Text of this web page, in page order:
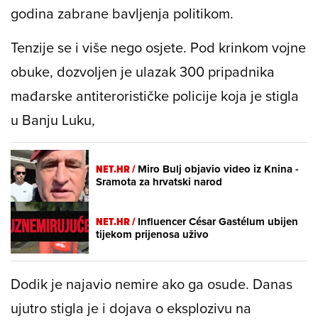
godina zabrane bavljenja politikom.
Tenzije se i više nego osjete. Pod krinkom vojne
obuke, dozvoljen je ulazak 300 pripadnika
mađarske antiterorističke policije koja je stigla
u Banju Luku,
NET.HR /Miro Bulj objavio video iz Knina -
Sramota za hrvatski narod
NET.HR /Influencer César Gastélum ubijen
tijekom prijenosa uživo
Dodik je najavio nemire ako ga osude. Danas
ujutro stigla je i dojava o eksplozivu na